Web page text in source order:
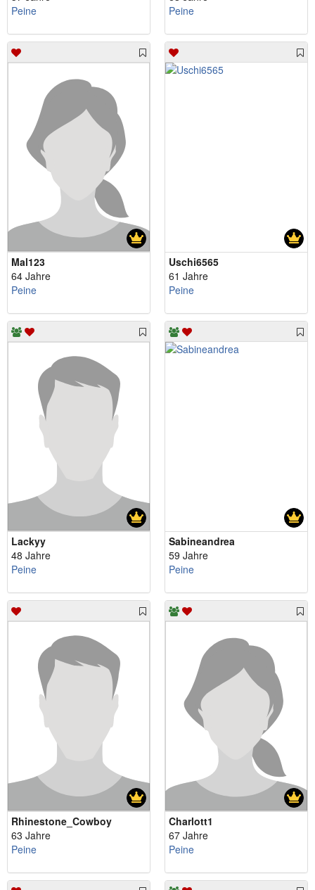
Peine
Peine
Mal123
64 Jahre
Peine
Uschi6565
61 Jahre
Peine
Lackyy
48 Jahre
Peine
Sabineandrea
59 Jahre
Peine
Rhinestone_Cowboy
63 Jahre
Peine
Charlott1
67 Jahre
Peine